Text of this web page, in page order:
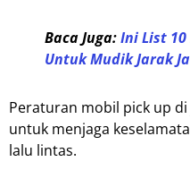
Baca Juga:Ini List 10
Untuk Mudik Jarak
Peraturan mobil pick up
untuk menjaga
lalu lintas.